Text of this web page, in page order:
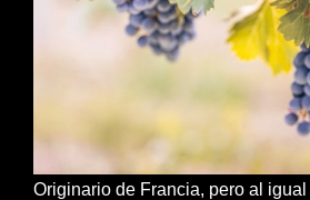
Originario de Francia, pero al